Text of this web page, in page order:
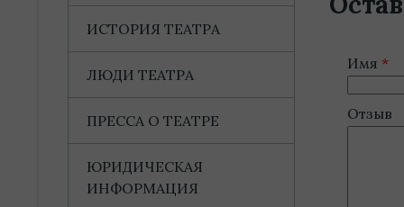
Имя
Отзыв
ИСТОРИЯ ТЕАТРА
ЛЮДИ ТЕАТРА
ПРЕССА О ТЕАТРЕ
ЮРИДИЧЕСКАЯ
ИНФОРМАЦИЯ